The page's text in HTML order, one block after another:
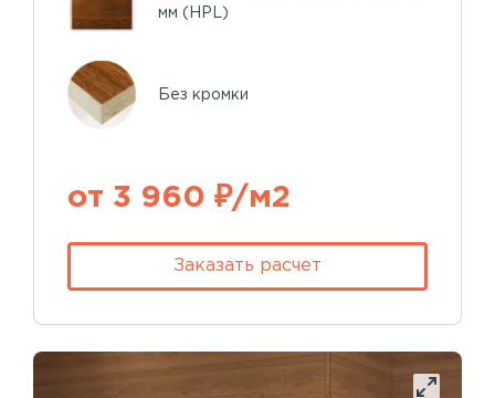
мм (HPL)
Без кромки
от 3 960 ₽/м2
Заказать расчет